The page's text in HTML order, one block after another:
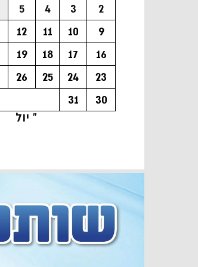
2
3
4
5
9
10
11
12
16
17
18
19
23
24
25
26
30
31
« יול